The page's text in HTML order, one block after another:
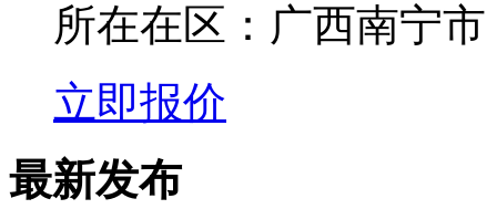
所在在区： 广西南宁市
立即报价
最新发布